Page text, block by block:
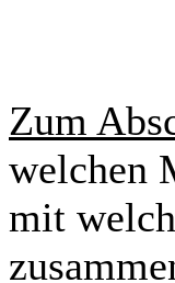
Zum
welchen
mit